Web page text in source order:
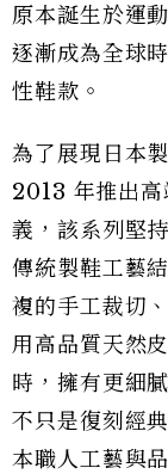
原本誕生於運
逐漸成為全球
性鞋款。
為了展現日本
2013 年推出
義，該系列堅
傳統製鞋工藝
複的手工裁切
用高品質天然
時，擁有更細
不只是復刻經
本職人工藝與